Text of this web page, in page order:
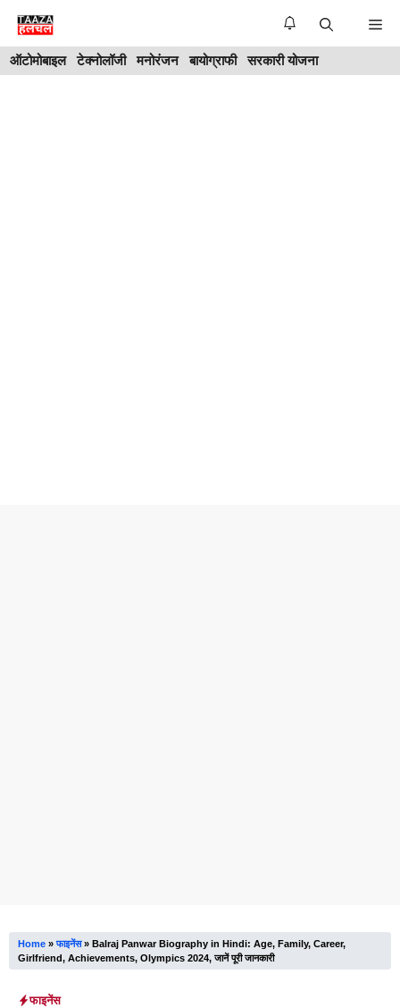
Skip
content
ऑटोमोबाइल टेक्नोलॉजी मनोरंजन बायोग्राफी सरकारी योजना
Home »फाइनेंस» Balraj Panwar Biography in Hindi: Age, Family, Career,
Girlfriend, Achievements, Olympics 2024, जानें पूरी जानकारी
फाइनेंस